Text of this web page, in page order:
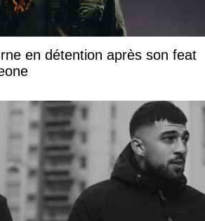
en détention après son feat